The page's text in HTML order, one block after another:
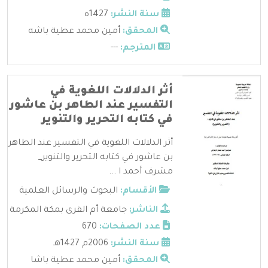
سنة النشر:
المحقق: أمين محمد عطية باشه
المترجم: ---
أثر الدلالات اللغوية في
التفسير عند الطاهر بن عاشور
في كتابه التحرير والتنوير
أثر الدلالات اللغوية في التفسير عند الطاهر
بن عاشور في كتابه التحرير والتنوير_
مشرف أحمد ا ...
الأقسام: البحوث والرسائل العلمية
الناشر: جامعة أم القرى بمكة المكرمة
عدد الصفحات:
سنة النشر:
المحقق: أمين محمد عطية باشا